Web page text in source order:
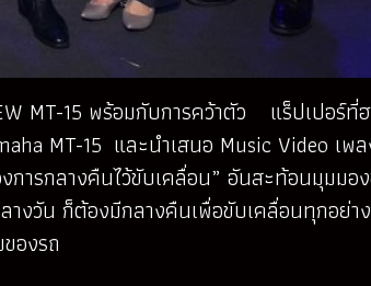
MT-15 พร้อมกับการคว้าตัว แร็ปเปอร์ที่
MT-15 และนำเสนอ Music Video เพล
ารกลางคืนไว้ขับเคลื่อน” อันสะท้อนมุมมอ
งวัน ก็ต้องมีกลางคืนเพื่อขับเคลื่อนทุกอย่า
องรถ